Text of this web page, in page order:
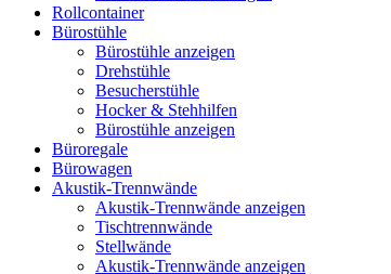
Rollcontainer
Bürostühle
Bürostühle anzeigen
Drehstühle
Besucherstühle
Hocker & Stehhilfen
Bürostühle anzeigen
Büroregale
Bürowagen
Akustik-Trennwände
Akustik-Trennwände anzeigen
Tischtrennwände
Stellwände
Akustik-Trennwände anzeigen